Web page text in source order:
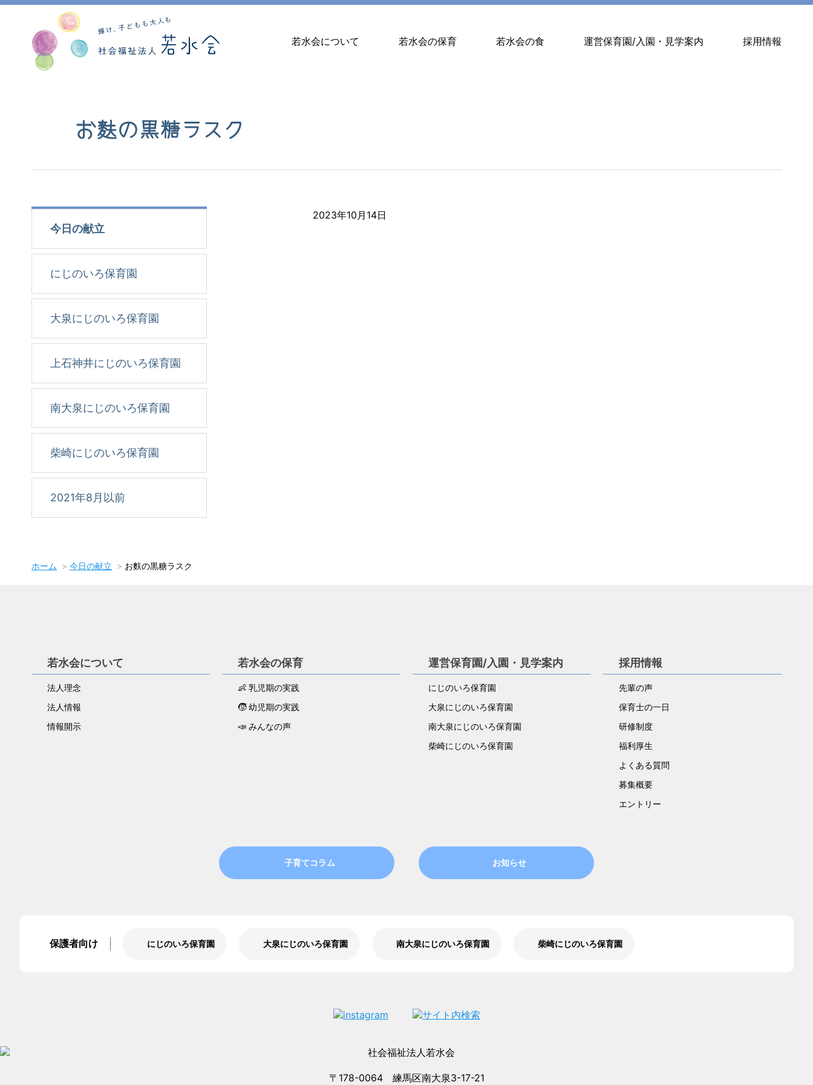
若水会について 若水会の保育 若水会の食 運営保育園/入園・見学案内 採用情報
お麩の黒糖ラスク
2023年10月14日
今日の献立
にじのいろ保育園
大泉にじのいろ保育園
上石神井にじのいろ保育園
南大泉にじのいろ保育園
柴崎にじのいろ保育園
2021年8月以前
ホーム 今日の献立 お麩の黒糖ラスク
若水会について
法人理念
法人情報
情報開示
若水会の保育
👶 乳児期の実践
🧒 幼児期の実践
📣 みんなの声
運営保育園/入園・見学案内
にじのいろ保育園
大泉にじのいろ保育園
南大泉にじのいろ保育園
柴崎にじのいろ保育園
採用情報
先輩の声
保育士の一日
研修制度
福利厚生
よくある質問
募集概要
エントリー
子育てコラム お知らせ
保護者向け にじのいろ保育園 大泉にじのいろ保育園 南大泉にじのいろ保育園 柴崎にじのいろ保育園
〒178-0064 練馬区南大泉3-17-21